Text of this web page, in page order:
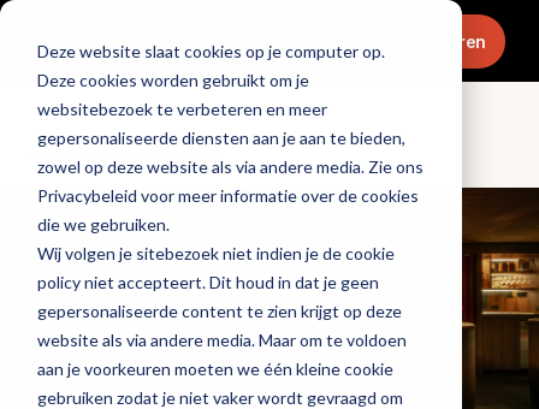
Deze website slaat cookies op je computer op.
Deze cookies worden gebruikt om je
websitebezoek te verbeteren en meer
gepersonaliseerde diensten aan je aan te bieden,
zowel op deze website als via andere media. Zie ons
Privacybeleid voor meer informatie over de cookies
die we gebruiken.
Wij volgen je sitebezoek niet indien je de cookie
policy niet accepteert. Dit houd in dat je geen
gepersonaliseerde content te zien krijgt op deze
website als via andere media. Maar om te voldoen
aan je voorkeuren moeten we één kleine cookie
gebruiken zodat je niet vaker wordt gevraagd om
Menu Abonneren
Openingen & design